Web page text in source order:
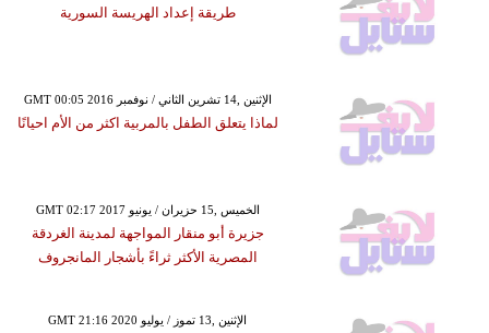
طريقة إعداد الهريسة السورية
GMT 00:05 2016 الإثنين ,14 تشرين الثاني / نوفمبر
لماذا يتعلق الطفل بالمربية اكثر من الأم احيانًا
GMT 02:17 2017 الخميس ,15 حزيران / يونيو
جزيرة أبو منقار المواجهة لمدينة الغردقة
المصرية الأكثر ثراءً بأشجار المانجروف
GMT 21:16 2020 الإثنين ,13 تموز / يوليو